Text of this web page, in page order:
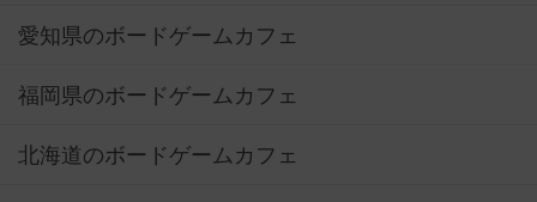
愛知県のボードゲームカフェ
福岡県のボードゲームカフェ
北海道のボードゲームカフェ